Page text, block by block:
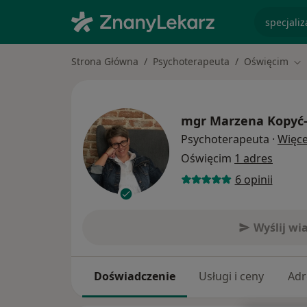
Strona Główna Psychoterapeuta Oświęcim
mgr Marzena
Psychoterapeuta ·
Oświęcim 1 adres
6 opinii
Wyślij
Doświadczenie Usługi i ceny